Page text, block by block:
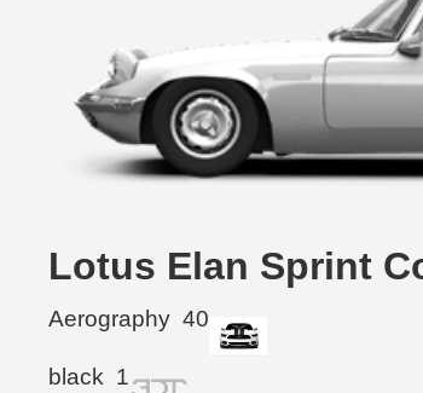
Lotus Elan Sprint
Aerography 40
black 1